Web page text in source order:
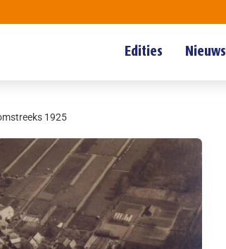
Edities Nieuws
1925